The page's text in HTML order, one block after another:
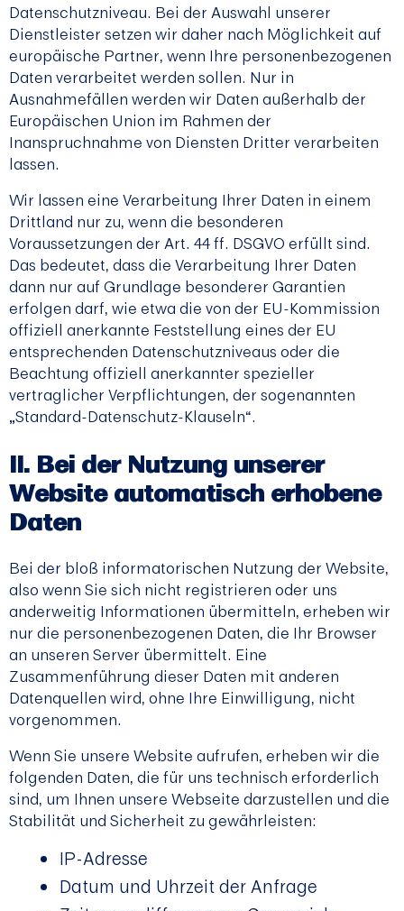
Datenschutzniveau. Bei der Auswahl unserer
Dienstleister setzen wir daher nach Möglichkeit auf
europäische Partner, wenn Ihre personenbezogenen
Daten verarbeitet werden sollen. Nur in
Ausnahmefällen werden wir Daten außerhalb der
Europäischen Union im Rahmen der
Inanspruchnahme von Diensten Dritter verarbeiten
lassen.
Wir lassen eine Verarbeitung Ihrer Daten in einem
Drittland nur zu, wenn die besonderen
Voraussetzungen der Art. 44 ff. DSGVO erfüllt sind.
Das bedeutet, dass die Verarbeitung Ihrer Daten
dann nur auf Grundlage besonderer Garantien
erfolgen darf, wie etwa die von der EU-Kommission
offiziell anerkannte Feststellung eines der EU
entsprechenden Datenschutzniveaus oder die
Beachtung offiziell anerkannter spezieller
vertraglicher Verpflichtungen, der sogenannten
„Standard-Datenschutz-Klauseln“.
Bei der Nutzung unserer
Website automatisch erhobene
Daten
Bei der bloß informatorischen Nutzung der Website,
also wenn Sie sich nicht registrieren oder uns
anderweitig Informationen übermitteln, erheben wir
nur die personenbezogenen Daten, die Ihr Browser
an unseren Server übermittelt. Eine
Zusammenführung dieser Daten mit anderen
Datenquellen wird, ohne Ihre Einwilligung, nicht
vorgenommen.
Wenn Sie unsere Website aufrufen, erheben wir die
folgenden Daten, die für uns technisch erforderlich
sind, um Ihnen unsere Webseite darzustellen und die
Stabilität und Sicherheit zu gewährleisten:
IP-Adresse
Datum und Uhrzeit der Anfrage